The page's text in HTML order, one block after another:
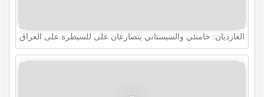
الغارديان: خامنئي والسيستاني يتصارعان على للسيطرة على العراق